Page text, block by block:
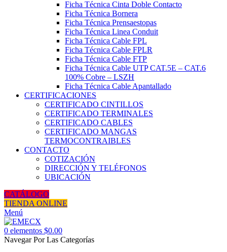
Ficha Técnica Cinta Doble Contacto
Ficha Técnica Bornera
Ficha Técnica Prensaestopas
Ficha Técnica Linea Conduit
Ficha Técnica Cable FPL
Ficha Técnica Cable FPLR
Ficha Técnica Cable FTP
Ficha Técnica Cable UTP CAT.5E – CAT.6
100% Cobre – LSZH
Ficha Técnica Cable Apantallado
CERTIFICACIONES
CERTIFICADO CINTILLOS
CERTIFICADO TERMINALES
CERTIFICADO CABLES
CERTIFICADO MANGAS
TERMOCONTRAIBLES
CONTACTO
COTIZACIÓN
DIRECCIÓN Y TELÉFONOS
UBICACIÓN
CATÁLOGO
TIENDA ONLINE
Menú
0 elementos $0.00
Navegar Por Las Categorías